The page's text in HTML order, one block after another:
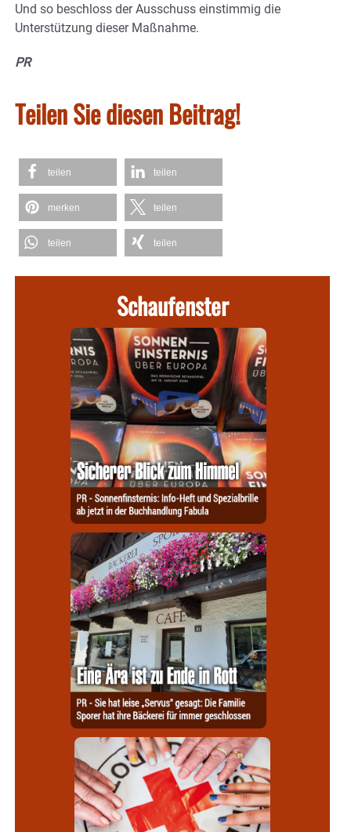
Und so beschloss der Ausschuss einstimmig die
Unterstützung dieser Maßnahme.
PR
Teilen Sie diesen Beitrag!
teilen teilen
merken teilen
teilen teilen
Schaufenster